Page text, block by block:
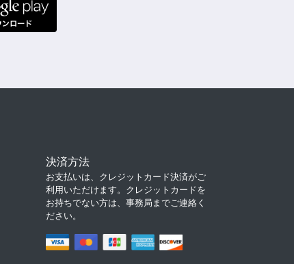
決済方法
お支払いは、クレジットカード決済がご
利用いただけます。クレジットカードを
お持ちでない方は、事務局までご連絡く
ださい。